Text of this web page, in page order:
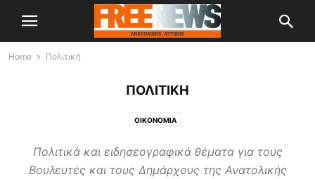
Home Πολιτική
ΠΟΛΙΤΙΚΉ
OIKONOMIA
Πολιτικά και ειδησεογραφικά θέματα για τους
Βουλευτές και τους Δημάρχους της Ανατολικής